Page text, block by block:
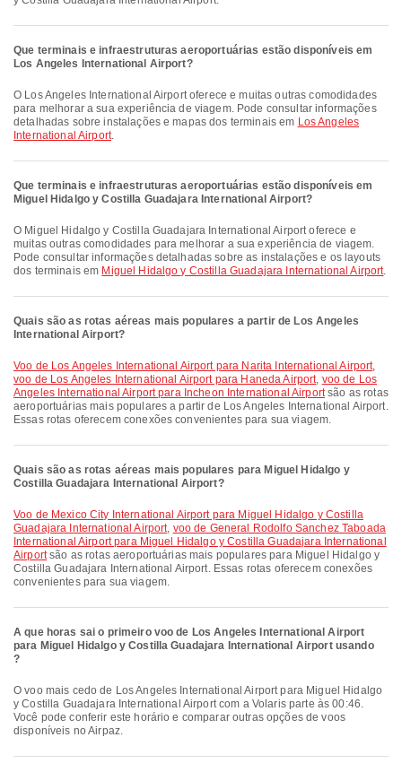
Que terminais e infraestruturas aeroportuárias estão disponíveis em
Los Angeles International Airport?
O Los Angeles International Airport oferece e muitas outras comodidades
para melhorar a sua experiência de viagem. Pode consultar informações
detalhadas sobre instalações e mapas dos terminais em Los Angeles
International Airport.
Que terminais e infraestruturas aeroportuárias estão disponíveis em
Miguel Hidalgo y Costilla Guadajara International Airport?
O Miguel Hidalgo y Costilla Guadajara International Airport oferece e
muitas outras comodidades para melhorar a sua experiência de viagem.
Pode consultar informações detalhadas sobre as instalações e os layouts
dos terminais em Miguel Hidalgo y Costilla Guadajara International Airport.
Quais são as rotas aéreas mais populares a partir de Los Angeles
International Airport?
voo de Los Angeles International Airport para Narita International Airport,
voo de Los Angeles International Airport para Haneda Airport, voo de Los
Angeles International Airport para Incheon International Airportsão as rotas
aeroportuárias mais populares a partir de Los Angeles International Airport.
Essas rotas oferecem conexões convenientes para sua viagem.
Quais são as rotas aéreas mais populares para Miguel Hidalgo y
Costilla Guadajara International Airport?
voo de Mexico City International Airport para Miguel Hidalgo y Costilla
Guadajara International Airport, voo de General Rodolfo Sanchez Taboada
International Airport para Miguel Hidalgo y Costilla Guadajara International
Airportsão as rotas aeroportuárias mais populares para Miguel Hidalgo y
Costilla Guadajara International Airport. Essas rotas oferecem conexões
convenientes para sua viagem.
A que horas sai o primeiro voo de Los Angeles International Airport
para Miguel Hidalgo y Costilla Guadajara International Airport usando
?
O voo mais cedo de Los Angeles International Airport para Miguel Hidalgo
y Costilla Guadajara International Airport com a Volaris parte às 00:46.
Você pode conferir este horário e comparar outras opções de voos
disponíveis no Airpaz.